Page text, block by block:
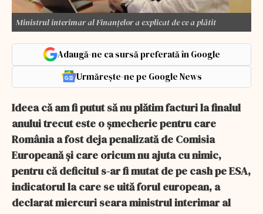
Ministrul interimar al Finanțelor a explicat de ce a plătit
Adaugă-ne ca sursă preferată în Google
Urmărește-ne pe Google News
Ideea că am fi putut să nu plătim facturi la finalul
anului trecut este o şmecherie pentru care
România a fost deja penalizată de Comisia
Europeană şi care oricum nu ajuta cu nimic,
pentru că deficitul s-ar fi mutat de pe cash pe ESA,
indicatorul la care se uită forul european, a
declarat miercuri seara ministrul interimar al